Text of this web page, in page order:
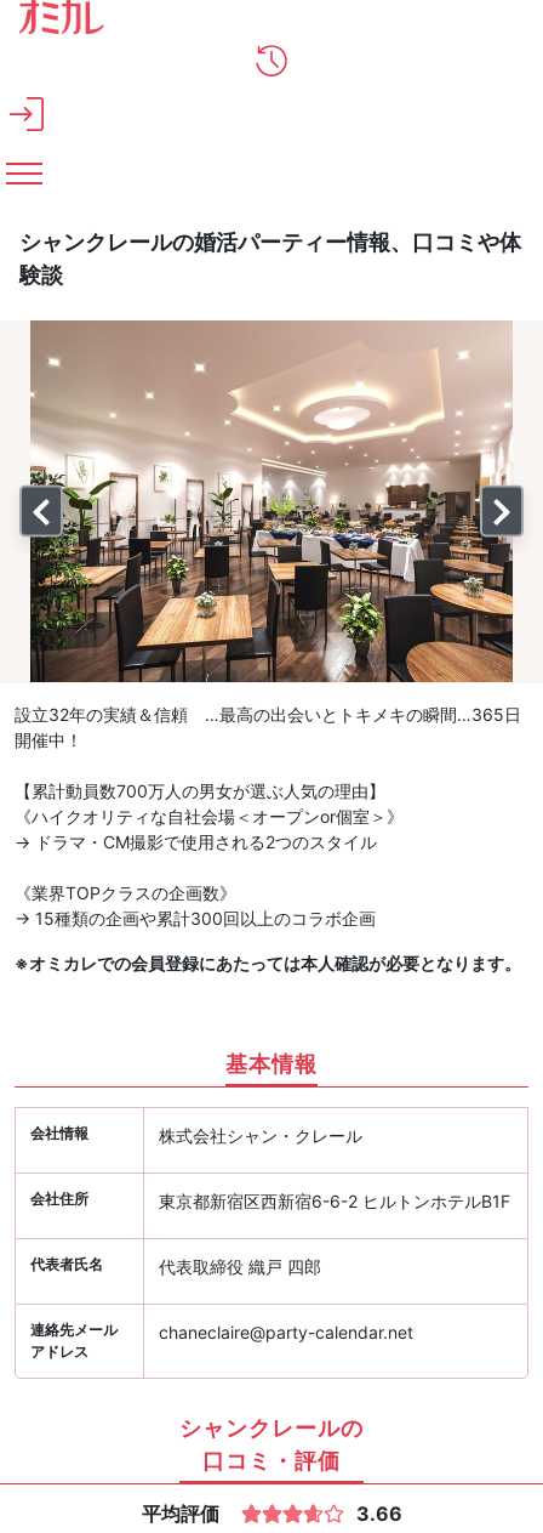
メインコンテンツへスキップ
シャンクレールの婚活パーティー情報、口コミや体
験談
設立32年の実績＆信頼 …最高の出会いとトキメキの瞬間…365日
開催中！
【累計動員数700万人の男女が選ぶ人気の理由】
《ハイクオリティな自社会場＜オープンor個室＞》
→ ドラマ・CM撮影で使用される2つのスタイル
《業界TOPクラスの企画数》
→ 15種類の企画や累計300回以上のコラボ企画
※オミカレでの会員登録にあたっては本人確認が必要となります。
基本情報
会社情報 株式会社シャン・クレール
会社住所 東京都新宿区西新宿6-6-2 ヒルトンホテルB1F
代表者氏名 代表取締役 織戸 四郎
連絡先メール
アドレス
chaneclaire@party-calendar.net
シャンクレールの
口コミ・評価
平均評価 3.66